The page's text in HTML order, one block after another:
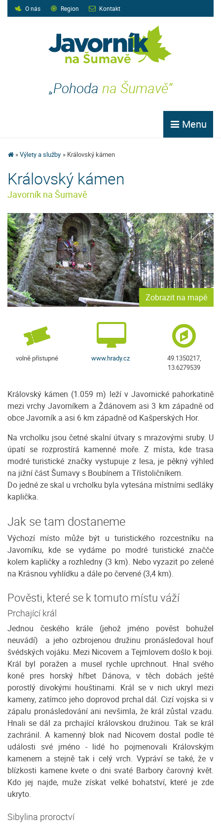
O nás Region Kontakt
„Pohoda na Šumavě“
Menu
Výlety a služby Královský kámen
Královský kámen
Javorník na Šumavě
Zobrazit na mapě
volně přístupné www.hrady.cz
49.1350217,
13.6279539
Královský kámen (1.059 m) leží v Javornické pahorkatině
mezi vrchy Javorníkem a Ždánovem asi 3 km západně od
obce Javorník a asi 6 km západně od Kašperských Hor.
Na vrcholku jsou četné skalní útvary s mrazovými sruby. U
úpatí se rozprostírá kamenné moře. Z místa, kde trasa
modré turistické značky vystupuje z lesa, je pěkný výhled
na jižní část Šumavy s Boubínem a Třístoličníkem.
Do jedné ze skal u vrcholku byla vytesána místními sedláky
kaplička.
Jak se tam dostaneme
Výchozí místo může být u turistického rozcestníku na
Javorníku, kde se vydáme po modré turistické značče
kolem kapličky a rozhledny (3 km). Nebo vyzazit po zelené
na Krásnou vyhlídku a dále po červené (3,4 km).
Pověsti, které se k tomuto místu váží
Prchající král
Jednou českého krále (jehož jméno pověst bohužel
neuvádí) a jeho ozbrojenou družinu pronásledoval houf
švédských vojáku. Mezi Nicovem a Tejmlovem došlo k boji.
Král byl poražen a musel rychle uprchnout. Hnal svého
koně pres horský hřbet Dánova, v těch dobách ještě
porostlý divokými houštinami. Král se v nich ukryl mezi
kameny, zatímco jeho doprovod prchal dál. Cizí vojska si v
zápalu pronásledování ani nevšimla, že král zůstal vzadu.
Hnali se dál za prchající královskou družinou. Tak se král
zachránil. A kamenný blok nad Nicovem dostal podle té
události své jméno - lidé ho pojmenovali Královským
kamenem a stejně tak i celý vrch. Vypráví se také, že v
blízkosti kamene kvete o dni svaté Barbory čarovný květ.
Kdo jej najde, muže získat velké bohatství, které je zde
ukryto.
Sibylina proroctví